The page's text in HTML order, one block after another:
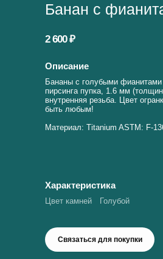
Связаться для покупки
Банан с
Описание
Характеристика
Бананы с голубыми
пирсинга пупка, 1.6 мм
внутренняя резьба. Цвет
быть любым!
Материал: Titanium ASTM: F-
Голубой
Цвет камней
2 600 ₽